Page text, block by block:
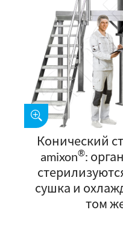
Конический
amixon®:
сушка и
том